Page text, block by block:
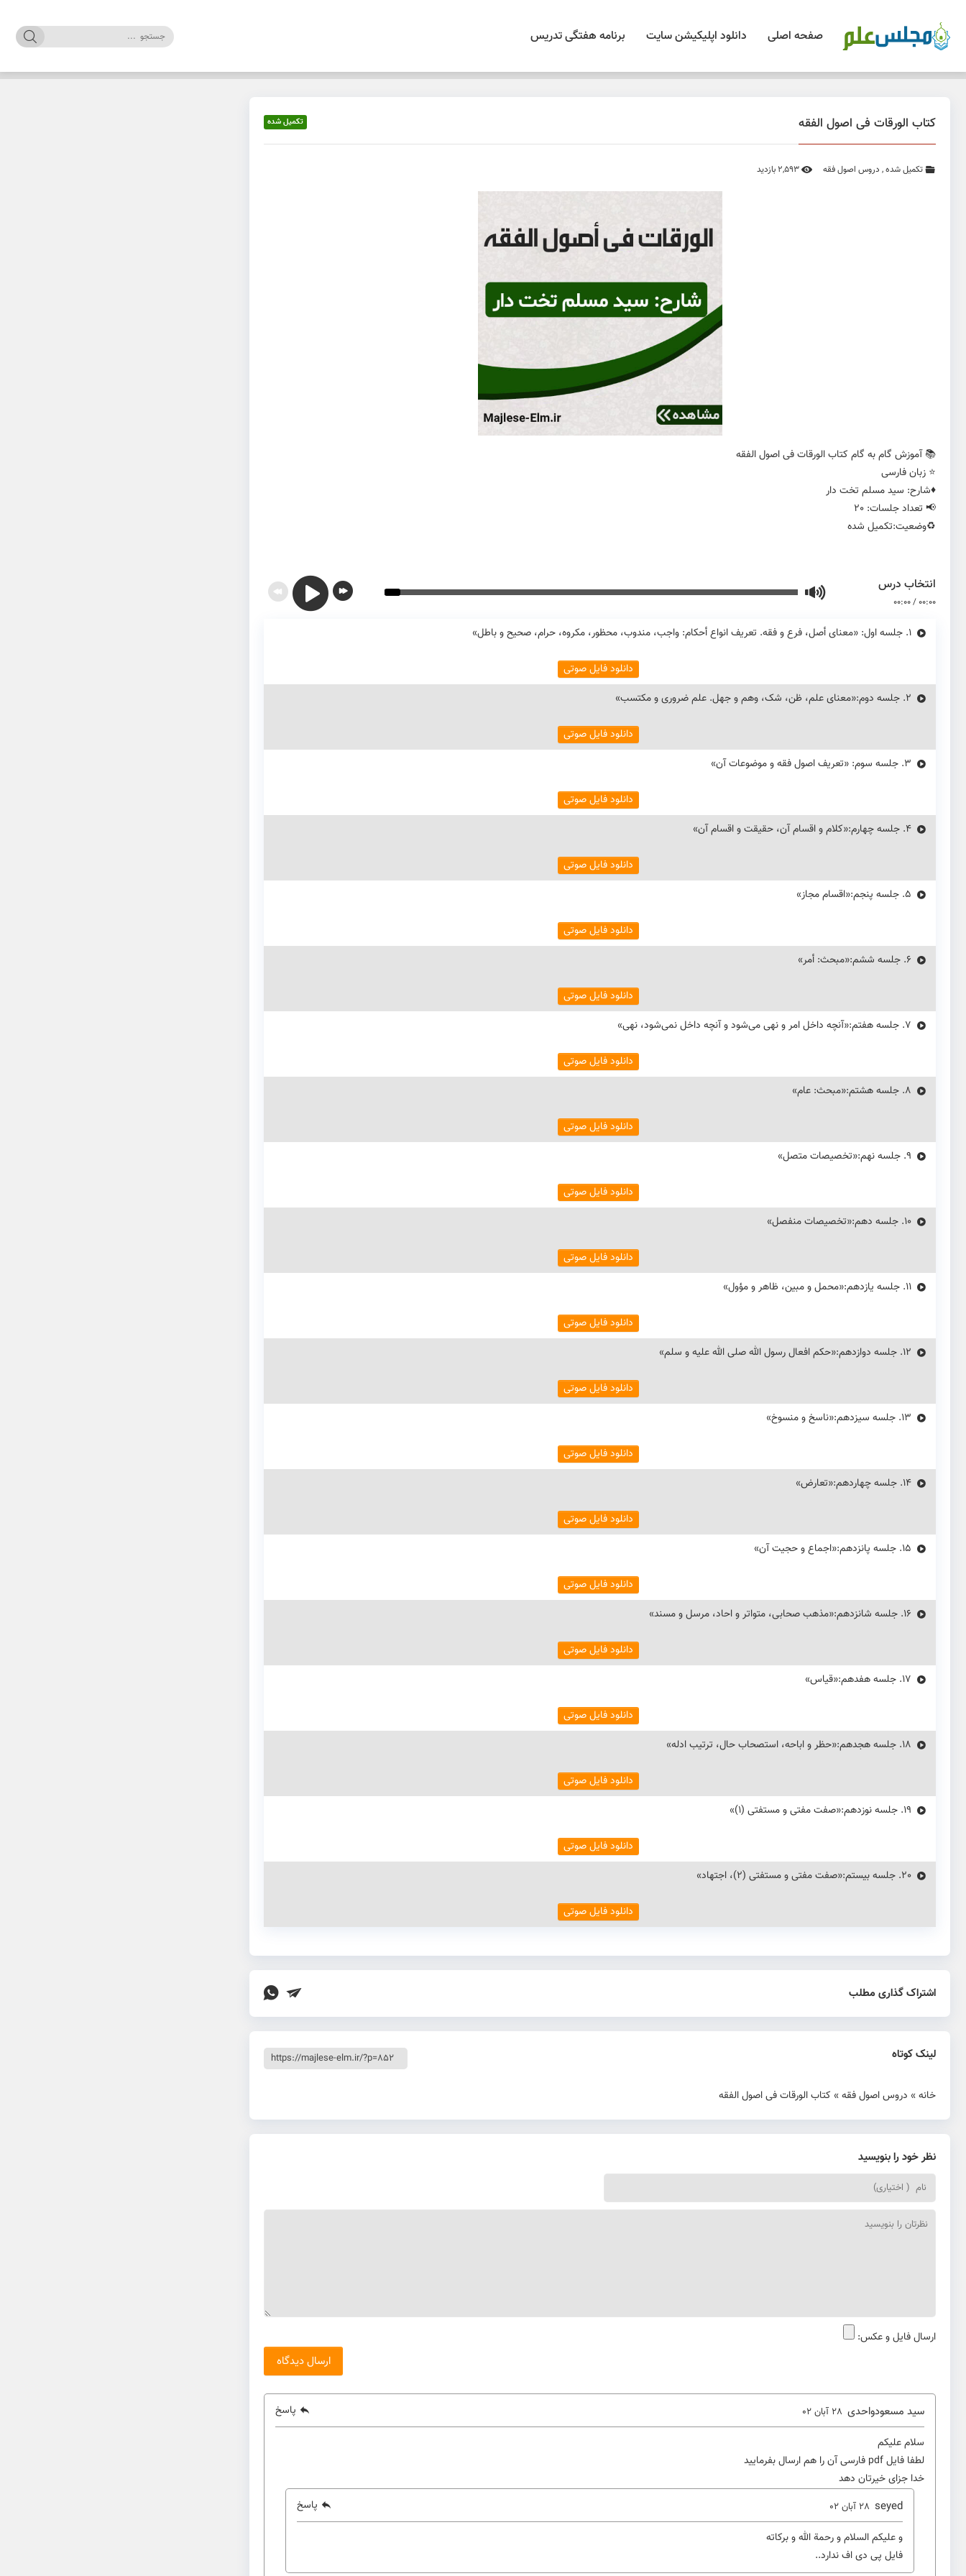
صفحه اصلی دانلود اپلیکیشن سایت برنامه هفتگی تدریس
کتاب الورقات فی اصول الفقه تکمیل شده
تکمیل شده, دروس اصول فقه
📚 آموزش گام به گام کتاب الورقات فی اصول الفقه
⭐️ زبان فارسی
♦️شارح: سید مسلم تخت دار
📢 تعداد جلسات: 20
♻️وضعیت:تکمیل شده
انتخاب درس
00:00
/
00:00
1. جلسه اول: «معنای أصل، فرع و فقه. تعریف انواع أحکام: واجب، مندوب، محظور، مکروه، حرام، صحیح و باطل»
دانلود فایل صوتی
2. جلسه دوم:«معنای علم، ظن، شک، وهم و جهل. علم ضروری و مکتسب»
دانلود فایل صوتی
3. جلسه سوم: «تعریف اصول فقه و موضوعات آن»
دانلود فایل صوتی
4. جلسه چهارم:«کلام و اقسام آن، حقیقت و اقسام آن»
دانلود فایل صوتی
5. جلسه پنجم:«اقسام مجاز»
دانلود فایل صوتی
6. جلسه ششم:«مبحث: أمر»
دانلود فایل صوتی
7. جلسه هفتم:«آنچه داخل امر و نهی می‌شود و آنچه داخل نمی‌شود، نهی»
دانلود فایل صوتی
8. جلسه هشتم:«مبحث: عام»
دانلود فایل صوتی
9. جلسه نهم:«تخصیصات متصل»
دانلود فایل صوتی
10. جلسه دهم:«تخصیصات منفصل»
دانلود فایل صوتی
11. جلسه یازدهم:«محمل و مبین، ظاهر و مؤول»
دانلود فایل صوتی
12. جلسه دوازدهم:«حکم افعال رسول الله صلی الله علیه و سلم»
دانلود فایل صوتی
13. جلسه سیزدهم:«ناسخ و منسوخ»
دانلود فایل صوتی
14. جلسه چهاردهم:«تعارض»
دانلود فایل صوتی
15. جلسه پانزدهم:«اجماع و حجیت آن»
دانلود فایل صوتی
16. جلسه شانزدهم:«مذهب صحابی، متواتر و احاد، مرسل و مسند»
دانلود فایل صوتی
17. جلسه هفدهم:«قیاس»
دانلود فایل صوتی
18. جلسه هجدهم:«حظر و اباحه، استصحاب حال، ترتیب ادله»
دانلود فایل صوتی
19. جلسه نوزدهم:«صفت مفتی و مستفتی (۱)»
دانلود فایل صوتی
20. جلسه بیستم:«صفت مفتی و مستفتی (۲)، اجتهاد»
دانلود فایل صوتی
اشتراک گذاری مطلب
لینک کوتاه
خانه» دروس اصول فقه» کتاب الورقات فی اصول الفقه
نظر خود را بنویسید
ارسال فایل و عکس:
سید مسعودواحدی 28 آبان 02 پاسخ
سلام علیکم
لطفا فایل pdf فارسی آن را هم ارسال بفرمایید
خدا جزای خیرتان دهد
seyed 28 آبان 02 پاسخ
و علیکم السلام و رحمة الله و برکاته
فایل پی دی اف ندارد..